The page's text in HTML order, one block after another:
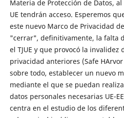
Materia de Protección de Datos,
UE tendrán acceso. Esperemos
este nuevo Marco de Privacidad
"cerrar", definitivamente, la falta
el TJUE y que provocó la invalidez
privacidad anteriores (Safe
sobre todo, establecer un nuevo
mediante el que se puedan
datos personales necesarias UE-
centra en el estudio de los